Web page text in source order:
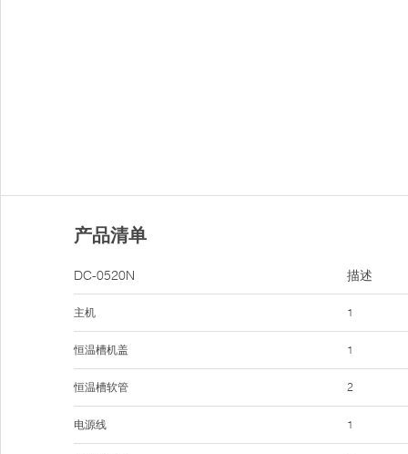
产品清单
DC-0520N
主机
恒温槽机盖
恒温槽软管
电源线
描述
1
1
2
1